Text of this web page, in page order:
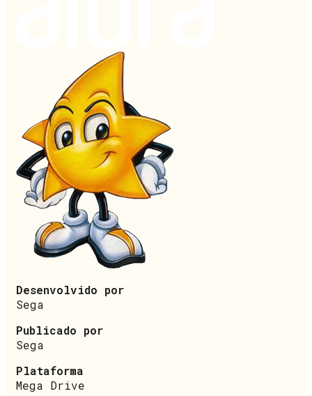
Desenvolvido por
Sega
Publicado por
Sega
Plataforma
Mega Drive